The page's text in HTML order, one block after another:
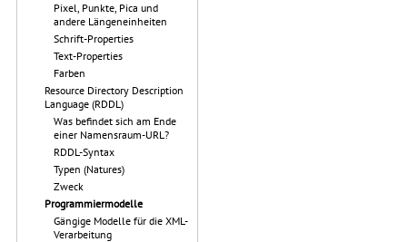
Pixel, Punkte, Pica und
andere Längeneinheiten
Schrift-Properties
Text-Properties
Farben
Resource Directory Description
Language (RDDL)
Was befindet sich am Ende
einer Namensraum-URL?
RDDL-Syntax
Typen (Natures)
Zweck
Programmiermodelle
Gängige Modelle für die XML-
Verarbeitung